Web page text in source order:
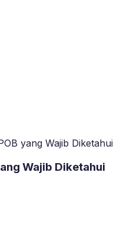
yang Wajib Diketahui
Wajib Diketahui